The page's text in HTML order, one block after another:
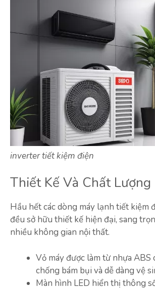
inverter tiết kiệm điện
Thiết Kế Và Chất Lượng
Hầu hết các dòng máy lạnh tiết kiệm
đều sở hữu thiết kế hiện đại, sang
nhiều không gian nội thất.
Vỏ máy được làm từ nhựa ABS
chống bám bụi và dễ dàng vệ
Màn hình LED hiển thị thông